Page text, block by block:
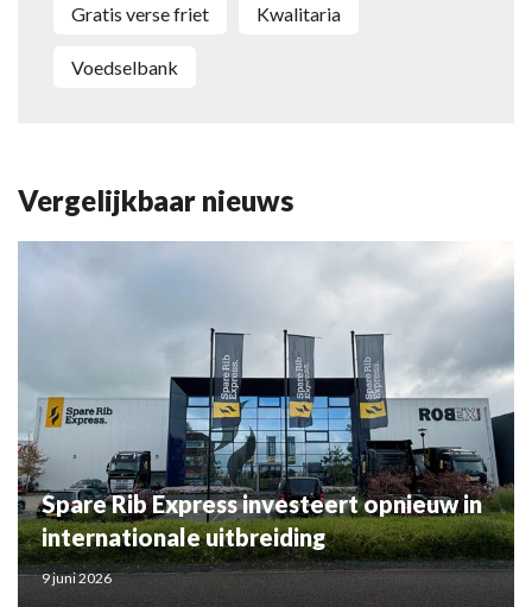
Gratis verse friet Kwalitaria
Voedselbank
Vergelijkbaar nieuws
Spare Rib Express investeert opnieuw in
internationale uitbreiding
9 juni 2026